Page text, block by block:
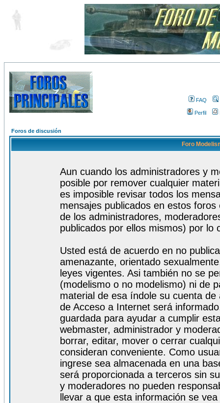
FAQ
Perfil
Foros de discusión
Foro
Aun cuando los administradores y
posible por remover cualquier
es imposible revisar todos los
mensajes publicados en estos
de los administradores,
publicados por ellos mismos) por lo
Usted está de acuerdo en no
amenazante, orientado
leyes vigentes. Asi también no se
(modelismo o no modelismo) ni de
material de esa índole su cuenta
de Acceso a Internet será
guardada para ayudar a cumplir
webmaster, administrador y
borrar, editar, mover o cerrar
consideran conveniente. Como
ingrese sea almacenada en una
será proporcionada a terceros sin
y moderadores no pueden
llevar a que esta información se